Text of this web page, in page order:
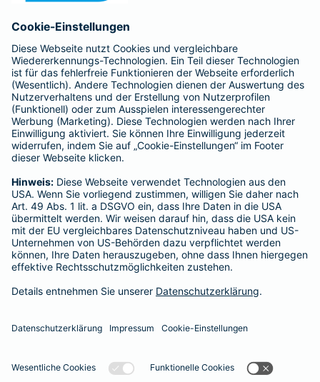
Vergütungen, die in der zu entrichtenden Versicherungsprämie
enthalten sind.
Schlichtungsstellen
Für Lebens- und Sachversicherungen:
Verein Versicherungsombudsmann eV,
Postfach 080632, 10006 Berlin
Für private Krankenversicherungen:
Ombudsmann für private Kranken- / Pflege-Versicherungen,
Postfach 060222, 10052 Berlin
Impressum
Barmenia Versicherung - Franz Heuer
Narzissenweg 1a
Tel. 04852 6525
Datenschutz Impressum/Rechtshinweise Barrierefreiheit